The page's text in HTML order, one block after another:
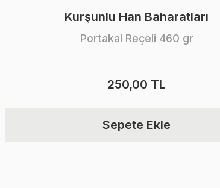
Kurşunlu Han Baharatları
Portakal Reçeli 460 gr
250,00 TL
Sepete Ekle